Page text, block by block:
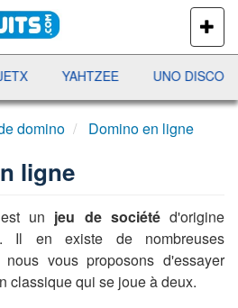
PLUS
DE
JEUX
YAHTZEE UNO DISCO
domino Domino en ligne
ligne
un jeu de sociétéd'origine
Il en existe de nombreuses
vous proposons d'essayer
classique qui se joue à deux.